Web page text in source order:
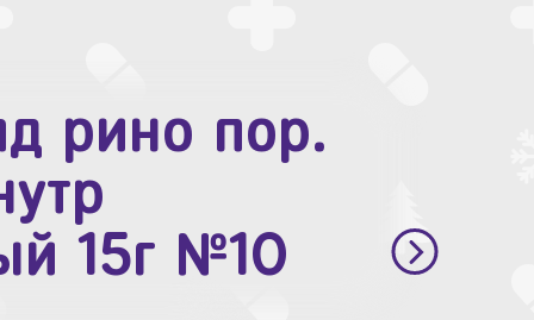
рино пор.
15г №10
п.п.о. 10мг